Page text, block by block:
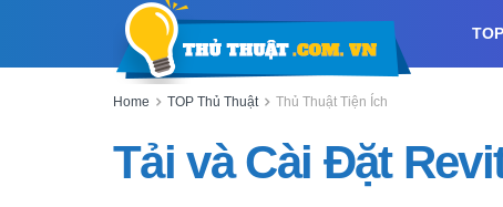
Home TOP Thủ Thuật Thủ Thuật Tiện Ích
Tải và Cài Đặt